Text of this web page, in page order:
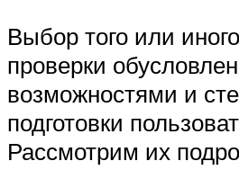
Выбор того или
проверки обусловлен
возможностями и
подготовки
Рассмотрим их